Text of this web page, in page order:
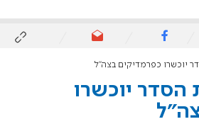
יוכשרו כפרמדיקים בצה"ל
הסדר יוכשרו